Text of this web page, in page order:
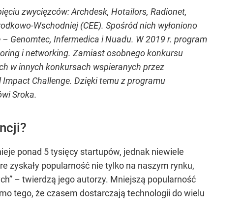
zwycięzców: Archdesk, Hotailors, Radionet,
Wschodniej (CEE). Spośród nich wyłoniono
Genomtec, Infermedica i Nuadu. W 2019 r. program
i networking. Zamiast osobnego konkursu
w innych konkursach wspieranych przez
Challenge. Dzięki temu z programu
Sroka.
ponad 5 tysięcy startupów, jednak niewiele
zyskały popularność nie tylko na naszym rynku,
– twierdzą jego autorzy. Mniejszą popularność
tego, że czasem dostarczają technologii do wielu